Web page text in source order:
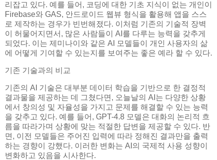
리잡고 있다. 예를 들어, 코딩에 대한 기초 지식이 없는 개인이
Firebase와 GAS, 안드로이드 웹뷰 형식을 활용해 앱을 스스
로 제작하는 경우가 빈번해졌다. 이처럼 기존의 기술적 장벽
이 허물어지면서, 많은 사람들이 AI를 다루는 능력을 갖추게
되었다. 이는 제미나이와 같은 AI 모델들이 개인 사용자의 삶
에 어떻게 기여할 수 있는지를 보여주는 좋은 예라 할 수 있다.
기존 기술과의 비교
기존의 AI 기술은 대부분 데이터 학습을 기반으로 한 결정적
결과물을 제공하는 데 그쳤다면, 오늘날의 AI는 다양한 상황
에서 창의성 및 자율성을 가지고 문제를 해결할 수 있는 능력
을 갖추고 있다. 예를 들어, GPT-4.8 모델은 대화의 논리적 흐
름을 따라가며 상황에 맞는 적절한 답변을 제공할 수 있다. 반
면, 이전 모델들은 주어진 입력에 따라 정해진 결과만을 출력
하는 경향이 강했다. 이러한 변화는 AI의 국제적 사용 성향이
변화하고 있음을 시사한다.